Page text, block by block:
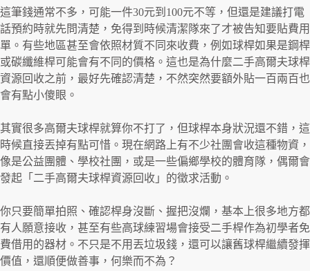
這筆錢通常不多，可能一件30元到100元不等，但還是建議打電
話預約時就先問清楚，免得到時候清潔隊來了才被告知要貼費用
單。有些地區甚至會依照材質不同來收費，例如球桿如果是鋼桿
或碳纖維桿可能會有不同的價格。這也是為什麼二手高爾夫球桿
資源回收之前，最好先確認清楚，不然突然要額外貼一百兩百也
會有點小傻眼。
其實很多高爾夫球桿就算你不打了，但球桿本身狀況還不錯，這
時候直接丟掉有點可惜。現在網路上有不少社團會收這種物資，
像是公益團體、學校社團，或是一些偏鄉學校的體育隊，偶爾會
發起「二手高爾夫球桿資源回收」的徵求活動。
你只要簡單拍照、確認桿身沒斷、握把沒爛，基本上很多地方都
有人願意接收，甚至有些高球練習場會接受二手桿作為初學者免
費借用的器材。不只是不用丟垃圾錢，還可以讓舊球桿繼續發揮
價值，還順便做善事，何樂而不為？